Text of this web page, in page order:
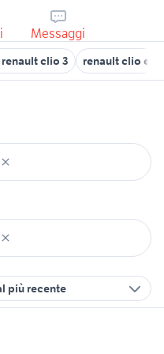
Messaggi
clio 3 renault clio
più recente